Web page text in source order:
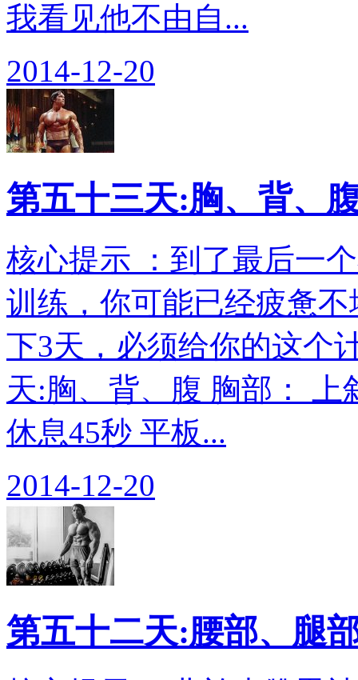
我看见他不由自...
2014-12-20
第五十三天:胸、背、
核心提示 ：到了最后一
训练，你可能已经疲惫
下3天，必须给你的这个
天:胸、背、腹 胸部： 上
休息45秒 平板...
2014-12-20
第五十二天:腰部、腿